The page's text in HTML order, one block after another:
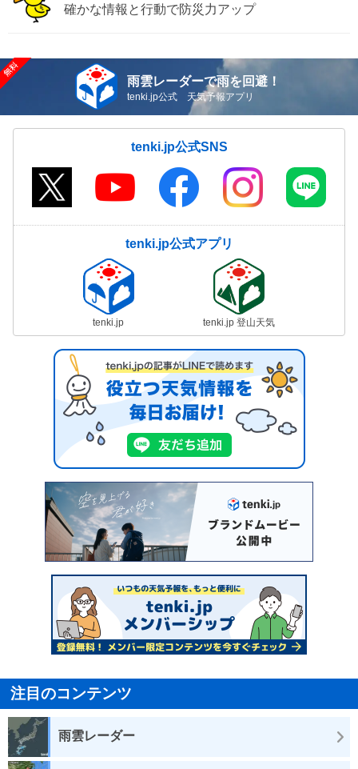
確かな情報と行動で防災力アップ
雨雲レーダーで雨を回避！
tenki.jp公式 天気予報アプリ
tenki.jp公式SNS
tenki.jp公式アプリ
tenki.jp tenki.jp 登山天気
注目のコンテンツ
雨雲レーダー